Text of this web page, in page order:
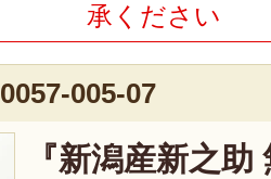
承ください
0057-005-07
『新潟産新之